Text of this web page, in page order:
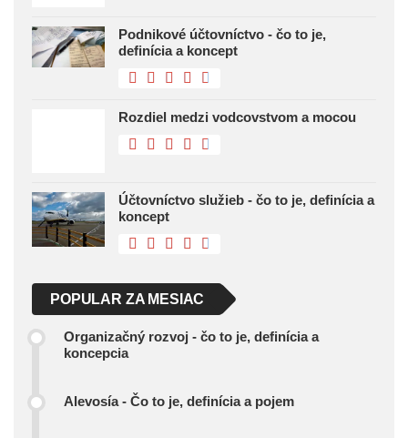
Podnikové účtovníctvo - čo to je,
definícia a koncept
Rozdiel medzi vodcovstvom a mocou
Účtovníctvo služieb - čo to je, definícia a
koncept
POPULAR ZA MESIAC
Organizačný rozvoj - čo to je, definícia a
koncepcia
Alevosía - Čo to je, definícia a pojem